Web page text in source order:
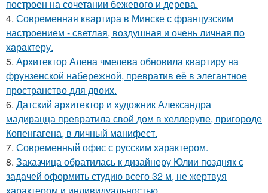
построен на сочетании бежевого и дерева.
4. Современная квартира в Минске с французским
настроением - светлая, воздушная и очень личная по
характеру.
5. Архитектор Алена чмелева обновила квартиру на
фрунзенской набережной, превратив её в элегантное
пространство для двоих.
6. Датский архитектор и художник Александра
мадирацца превратила свой дом в хеллерупе, пригороде
Копенгагена, в личный манифест.
7. Современный офис с русским характером.
8. Заказчица обратилась к дизайнеру Юлии поздняк с
задачей оформить студию всего 32 м, не жертвуя